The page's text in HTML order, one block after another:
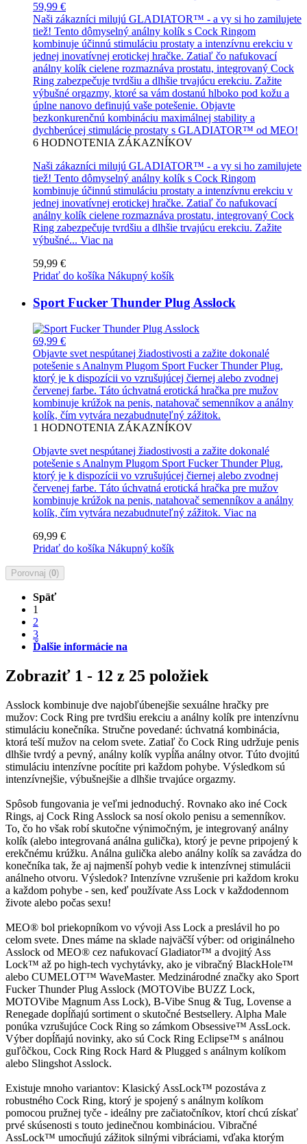
59,99 €
Naši zákazníci milujú GLADIATOR™ - a vy si ho zamilujete
tiež! Tento dômyselný análny kolík s Cock Ringom
kombinuje účinnú stimuláciu prostaty a intenzívnu erekciu v
jednej inovatívnej erotickej hračke. Zatiaľ čo nafukovací
análny kolík cielene rozmaznáva prostatu, integrovaný Cock
Ring zabezpečuje tvrdšiu a dlhšie trvajúcu erekciu. Zažite
výbušné orgazmy, ktoré sa vám dostanú hlboko pod kožu a
úplne nanovo definujú vaše potešenie. Objavte
bezkonkurenčnú kombináciu maximálnej stability a
dychberúcej stimulácie prostaty s GLADIATOR™ od MEO!
6 HODNOTENIA ZÁKAZNÍKOV
Naši zákazníci milujú GLADIATOR™ - a vy si ho zamilujete
tiež! Tento dômyselný análny kolík s Cock Ringom
kombinuje účinnú stimuláciu prostaty a intenzívnu erekciu v
jednej inovatívnej erotickej hračke. Zatiaľ čo nafukovací
análny kolík cielene rozmaznáva prostatu, integrovaný Cock
Ring zabezpečuje tvrdšiu a dlhšie trvajúcu erekciu. Zažite
výbušné... Viac na
59,99 €
Pridať do košíka Nákupný košík
Sport Fucker Thunder Plug Asslock
69,99 €
Objavte svet nespútanej žiadostivosti a zažite dokonalé
potešenie s Analnym Plugom Sport Fucker Thunder Plug,
ktorý je k dispozícii vo vzrušujúcej čiernej alebo zvodnej
červenej farbe. Táto úchvatná erotická hračka pre mužov
kombinuje krúžok na penis, natahovač semenníkov a análny
kolík, čím vytvára nezabudnuteľný zážitok.
1 HODNOTENIA ZÁKAZNÍKOV
Objavte svet nespútanej žiadostivosti a zažite dokonalé
potešenie s Analnym Plugom Sport Fucker Thunder Plug,
ktorý je k dispozícii vo vzrušujúcej čiernej alebo zvodnej
červenej farbe. Táto úchvatná erotická hračka pre mužov
kombinuje krúžok na penis, natahovač semenníkov a análny
kolík, čím vytvára nezabudnuteľný zážitok. Viac na
69,99 €
Pridať do košíka Nákupný košík
Porovnaj (0)
Späť
1
2
3
Ďalšie informácie na
Zobraziť 1 - 12 z 25 položiek
Asslock kombinuje dve najobľúbenejšie sexuálne hračky pre
mužov: Cock Ring pre tvrdšiu erekciu a análny kolík pre intenzívnu
stimuláciu konečníka. Stručne povedané: úchvatná kombinácia,
ktorá teší mužov na celom svete. Zatiaľ čo Cock Ring udržuje penis
dlhšie tvrdý a pevný, análny kolík vypĺňa análny otvor. Túto dvojitú
stimuláciu intenzívne pocítite pri každom pohybe. Výsledkom sú
intenzívnejšie, výbušnejšie a dlhšie trvajúce orgazmy.
Spôsob fungovania je veľmi jednoduchý. Rovnako ako iné Cock
Rings, aj Cock Ring Asslock sa nosí okolo penisu a semenníkov.
To, čo ho však robí skutočne výnimočným, je integrovaný análny
kolík (alebo integrovaná análna gulička), ktorý je pevne pripojený k
erekčnému krúžku. Análna gulička alebo análny kolík sa zavádza do
konečníka tak, že aj najmenší pohyb vedie k intenzívnej stimulácii
análneho otvoru. Výsledok? Intenzívne vzrušenie pri každom kroku
a každom pohybe - sen, keď používate Ass Lock v každodennom
živote alebo počas sexu!
MEO® bol priekopníkom vo vývoji Ass Lock a preslávil ho po
celom svete. Dnes máme na sklade najväčší výber: od originálneho
Asslock od MEO® cez nafukovací Gladiator™ a dvojitý Ass
Lock™ až po high-tech vychytávky, ako je vibračný BlackHole™
alebo CUMELOT™ WaveMaster. Medzinárodné značky ako Sport
Fucker Thunder Plug Asslock (MOTOVibe BUZZ Lock,
MOTOVibe Magnum Ass Lock), B-Vibe Snug & Tug, Lovense a
Renegade dopĺňajú sortiment o skutočné Bestsellery. Alpha Male
ponúka vzrušujúce Cock Ring so zámkom Obsessive™ AssLock.
Výber dopĺňajú novinky, ako sú Cock Ring Eclipse™ s análnou
guľôčkou, Cock Ring Rock Hard & Plugged s análnym kolíkom
alebo Slingshot Asslock.
Existuje mnoho variantov: Klasický AssLock™ pozostáva z
robustného Cock Ring, ktorý je spojený s análnym kolíkom
pomocou pružnej tyče - ideálny pre začiatočníkov, ktorí chcú získať
prvé skúsenosti s touto jedinečnou kombináciou. Vibračné
AssLock™ umocňujú zážitok silnými vibráciami, vďaka ktorým